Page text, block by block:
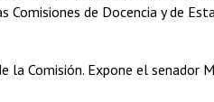
de Docencia y de
la Comisión. Expone el senador